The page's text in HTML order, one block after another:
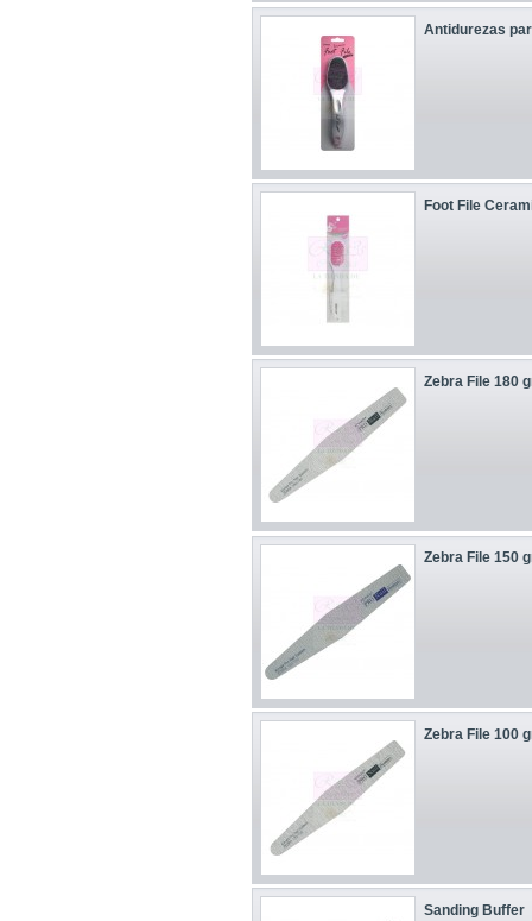
Antidurezas
Foot File
Zebra File 180
Zebra File 150
Zebra File 100
Sanding Buffer